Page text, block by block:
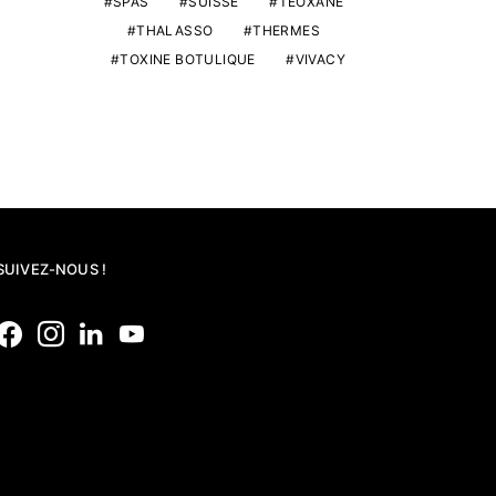
THALASSO
THERMES
TOXINE BOTULIQUE
VIVACY
NOUS !